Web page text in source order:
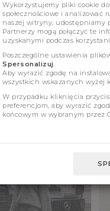
Wykorzystujemy pliki cookie
społecznościowe i analizować
naszej witryny, udostępniamy
Partnerzy mogą połączyć te
uzyskanymi podczas
Poszczególne ustawienia
Spersonalizuj.
Aby wyrazić zgodę na
wszystkich wskazanych wyżej
W przypadku kliknięcia
preferencjom, aby wyrazić
końcowym w wybranym przez